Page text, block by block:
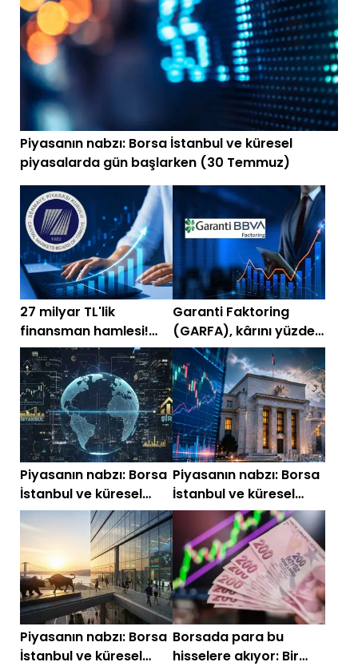
Piyasanın nabzı: Borsa İstanbul ve küresel
piyasalarda gün başlarken (30 Temmuz)
27 milyar TL'lik
finansman hamlesi!
SPK'dan 6 şirkete kritik
onay
Garanti Faktoring
(GARFA), kârını yüzde
51 artırdı! Gelirlerde
güçlü büyüme
Piyasanın nabzı: Borsa
İstanbul ve küresel
piyasalarda gün
başlarken (22 Haziran
2026)
Piyasanın nabzı: Borsa
İstanbul ve küresel
piyasalarda gün
başlarken (18 Haziran)
Piyasanın nabzı: Borsa
İstanbul ve küresel
Borsada para bu
hisselere akıyor: Bir